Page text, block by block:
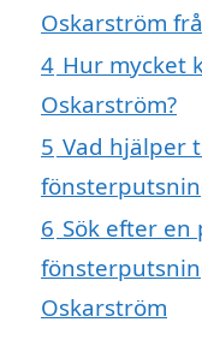
Oskarström
4 Hur mycket
Oskarström?
5 Vad hjälper
6 Sök efter
Oskarström